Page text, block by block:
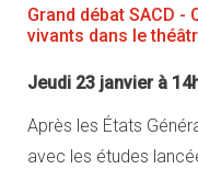
Grand débat SACD -
vivants dans le
Jeudi 23 janvier à
Après les États
avec les études